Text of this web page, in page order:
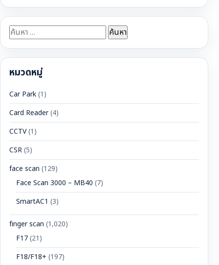
ค้นหา
สำหรับ:
หมวดหมู่
Car Park(1)
Card Reader(4)
CCTV(1)
CSR(5)
face scan (129)
Face Scan 3000 – MB40 (7)
SmartAC1 (3)
finger scan (1,020)
F17(21)
F18/F18+ (197)